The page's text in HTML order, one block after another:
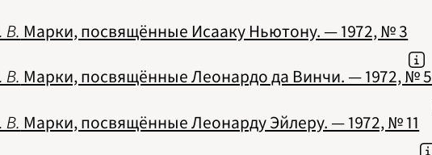
В. Марки, посвящённые Исааку Ньютону. — 1972, № 3
В. Марки, посвящённые Леонардо да Винчи. — 1972, № 5
В. Марки, посвящённые Леонарду Эйлеру. — 1972, № 11